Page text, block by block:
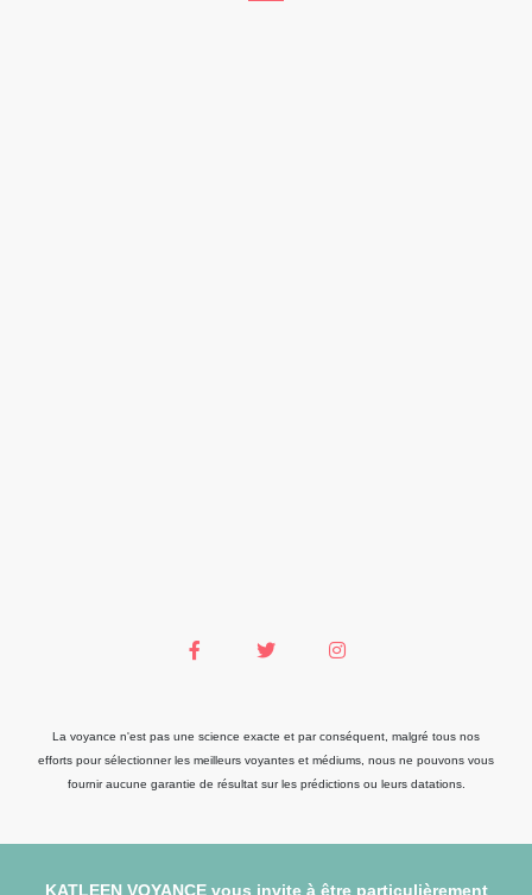
La voyance n'est pas une science exacte et par conséquent, malgré tous nos
efforts pour sélectionner les meilleurs voyantes et médiums, nous ne pouvons vous
fournir aucune garantie de résultat sur les prédictions ou leurs datations.
KATLEEN VOYANCE vous invite à être particulièrement